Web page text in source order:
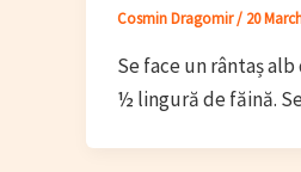
Cosmin Dragomir/ 20
Se face un rântaș
½ lingură de făină.